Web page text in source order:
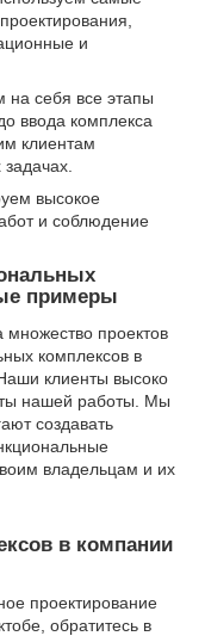
и
себя все этапы
ввода комплекса
клиентам
высокое
и соблюдение
примеры
проектов
комплексов в
клиенты высоко
нашей работы. Мы
создавать
владельцам и их
в компании
проектирование
обратитесь в